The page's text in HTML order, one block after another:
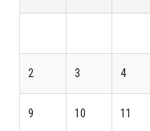
2 3 4
9 10 11